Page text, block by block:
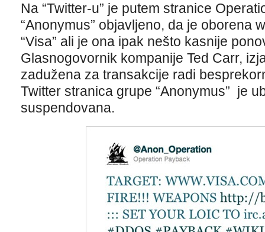
Na “Twitter-u” je putem stranice
“Anonymus” objavljeno, da je oborena
“Visa” ali je ona ipak nešto kasnije
Glasnogovornik kompanije Ted Carr,
zadužena za transakcije radi
Twitter stranica grupe “Anonymus” je
suspendovana.